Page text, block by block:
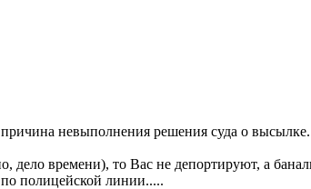
невыполнения решения суда о
дело времени), то Вас не депортируют, а
по полицейской линии.....